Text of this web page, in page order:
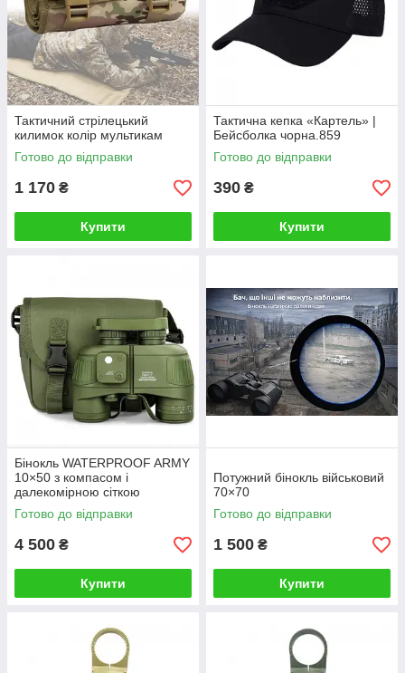
Тактичний стрілецький
килимок колір мультикам
Готово до відправки
1 170 ₴
Купити
Тактична кепка «Картель» |
Бейсболка чорна.859
Готово до відправки
390 ₴
Купити
Бінокль WATERPROOF ARMY
10×50 з компасом і
далекомірною сіткою
Готово до відправки
4 500 ₴
Купити
Потужний бінокль військовий
70×70
Готово до відправки
1 500 ₴
Купити